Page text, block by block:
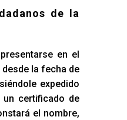
de la
en el
la fecha de
expedido
certificado de
el nombre,